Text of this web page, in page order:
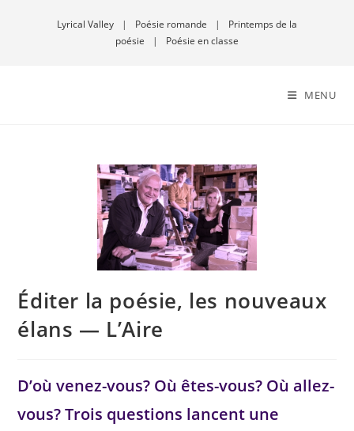
Lyrical Valley | Poésie romande |
Printemps de la
poésie
| Poésie en classe
MENU
Éditer la poésie, les nouveaux
élans — L’Aire
D’où venez-vous? Où êtes-vous? Où allez-
vous? Trois questions lancent une